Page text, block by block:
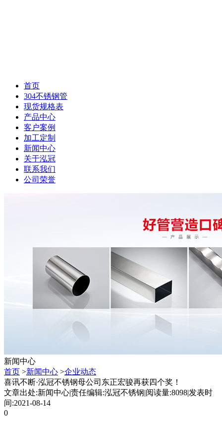
首页
304不锈钢管
现货规格表
产品中心
客户案例
加工定制
新闻中心
关于泓冠
联系我们
公司荣誉
新闻中心
首页 >新闻中心 >企业动态
喜讯不断·泓冠不锈钢母公司东正宏骏再获四个奖！
文章出处:新闻中心|责任编辑:泓冠不锈钢|阅读量:8098|发表时
间:2021-08-14
0